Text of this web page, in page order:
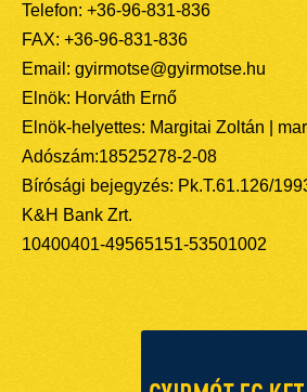
Telefon: +36-96-831-836
FAX: +36-96-831-836
Email: gyirmotse@gyirmotse.hu
Elnök: Horváth Ernő
Elnök-helyettes: Margitai Zoltán |
Adószám:18525278-2-08
Bírósági bejegyzés: Pk.T.61.126/
K&H Bank Zrt.
10400401-49565151-53501002